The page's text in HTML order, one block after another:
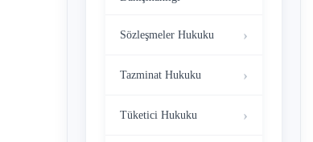
Sözleşmeler Hukuku
Tazminat Hukuku
Tüketici Hukuku